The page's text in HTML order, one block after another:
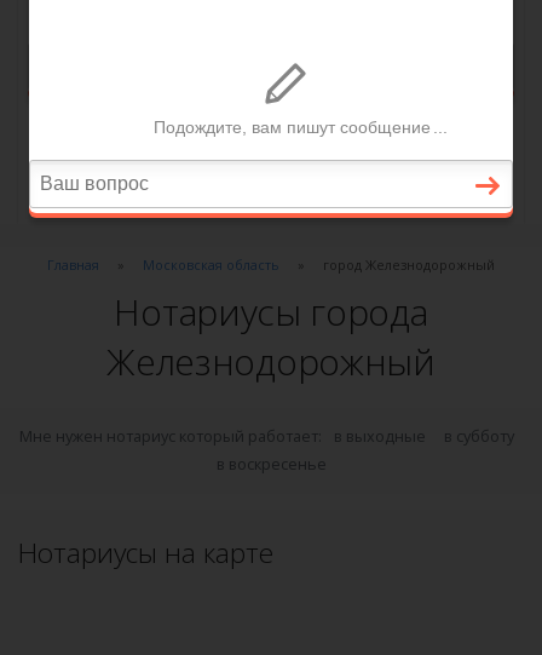
Главная Московская область город Железнодорожный
Нотариусы города
Железнодорожный
Мне нужен нотариус который работает: в выходные
в субботу
в воскресенье
Нотариусы на карте